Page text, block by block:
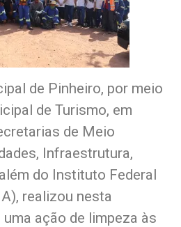
de Pinheiro, por meio
de Turismo, em
de Meio
Infraestrutura,
do Instituto Federal
realizou nesta
ação de limpeza às